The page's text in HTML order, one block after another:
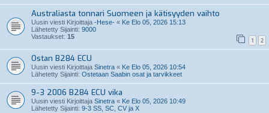
Australiasta tonnari Suomeen ja kätisyyden vaihto
Uusin viesti Kirjoittaja -Hese- « Ke Elo 05, 2026 15:13
Lähetetty Sijainti: 9000
Vastaukset: 15 1 2
Ostan B284 ECU
Uusin viesti Kirjoittaja Sinetra « Ke Elo 05, 2026 10:54
Lähetetty Sijainti: Ostetaan Saabin osat ja tarvikkeet
9-3 2006 B284 ECU vika
Uusin viesti Kirjoittaja Sinetra « Ke Elo 05, 2026 10:49
Lähetetty Sijainti: 9-3 SS, SC, CV ja X